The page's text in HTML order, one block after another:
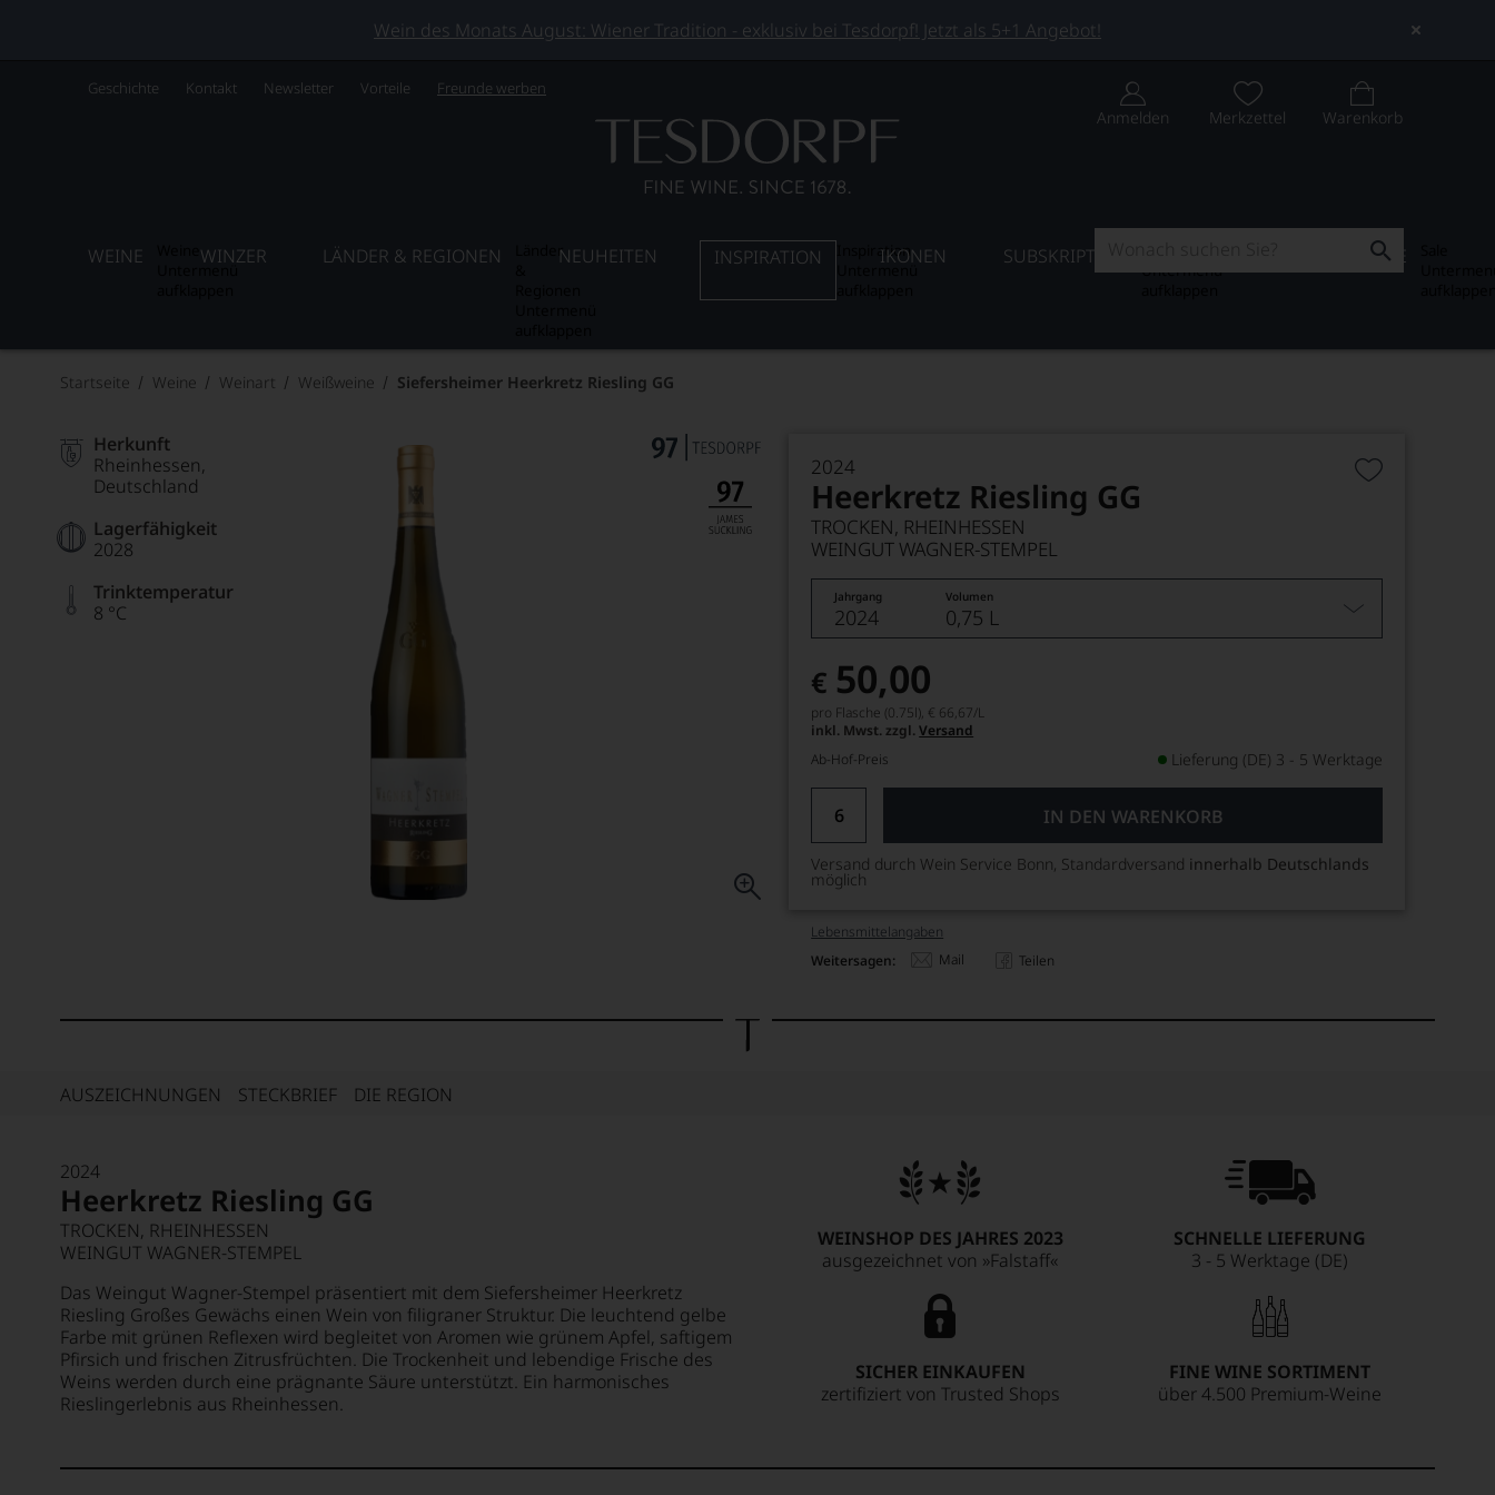
Wein des Monats August: Wiener Tradition - exklusiv bei Tesdorpf! Jetzt als 5+1 Angebot!
Geschichte Kontakt Newsletter Vorteile Freunde werben
Anmelden Merkzettel Warenkorb
WEINE WINZER LÄNDER & REGIONEN
LänderNEUHEITEN INSPIRATION
InspirationIKONEN SUBSKRIPTION
Untermenü
SALE
Startseite Weine Weinart Weißweine Siefersheimer Heerkretz Riesling GG
Herkunft
Rheinhessen
Deutschland
Lagerfähigkeit
2028
Trinktemperatur
8 °C
2024
Heerkretz Riesling GG
TROCKEN, RHEINHESSEN
WEINGUT WAGNER-STEMPEL
Jahrgang Volumen
2024 0,75 L
€ 50,00
pro Flasche (0.75l), € 66,67/L
inkl. Mwst. zzgl.Versand
Ab-Hof-Preis
Lieferung (DE) 3 - 5 Werktage
IN DEN WARENKORB
Versand durch Wein Service Bonn, Standardversand innerhalb Deutschlands
möglich
Lebensmittel­angaben
Weitersagen:
Mail Teilen
AUSZEICHNUNGEN STECKBRIEF DIE REGION
2024
Heerkretz Riesling GG
TROCKEN, RHEINHESSEN
WEINGUT WAGNER-STEMPEL
Das Weingut Wagner-Stempel präsentiert mit dem Siefersheimer Heerkretz
Riesling Großes Gewächs einen Wein von filigraner Struktur. Die leuchtend gelbe
Farbe mit grünen Reflexen wird begleitet von Aromen wie grünem Apfel, saftigem
Pfirsich und frischen Zitrusfrüchten. Die Trockenheit und lebendige Frische des
Weins werden durch eine prägnante Säure unterstützt. Ein harmonisches
Rieslingerlebnis aus Rheinhessen.
WEINSHOP DES JAHRES 2023
ausgezeichnet von »Falstaff«
SCHNELLE LIEFERUNG
3 - 5 Werktage (DE)
SICHER EINKAUFEN
zertifiziert von Trusted Shops
FINE WINE SORTIMENT
über 4.500 Premium-Weine